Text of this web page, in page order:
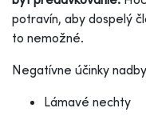
potravín, aby dospelý
to nemožné.
Negatívne účinky
Lámavé nechty